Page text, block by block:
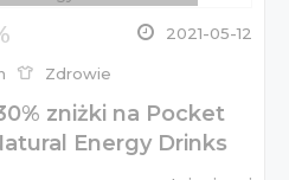
2021-05-12
Zdrowie
zniżki na Pocket
Energy Drinks